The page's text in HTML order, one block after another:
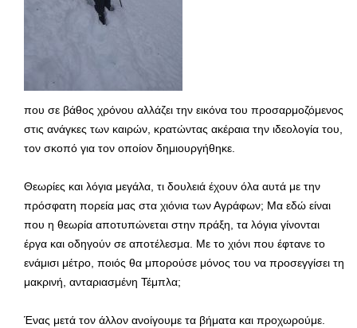
που σε βάθος χρόνου αλλάζει την εικόνα του προσαρμοζόμενος
στις ανάγκες των καιρών, κρατώντας ακέραια την ιδεολογία του,
τον σκοπό για τον οποίον δημιουργήθηκε.
Θεωρίες και λόγια μεγάλα, τι δουλειά έχουν όλα αυτά με την
πρόσφατη πορεία μας στα χιόνια των Αγράφων; Μα εδώ είναι
που η θεωρία αποτυπώνεται στην πράξη, τα λόγια γίνονται
έργα και οδηγούν σε αποτέλεσμα. Με το χιόνι που έφτανε το
ενάμισι μέτρο, ποιός θα μπορούσε μόνος του να προσεγγίσει τη
μακρινή, ανταριασμένη Τέμπλα;
Ένας μετά τον άλλον ανοίγουμε τα βήματα και προχωρούμε.